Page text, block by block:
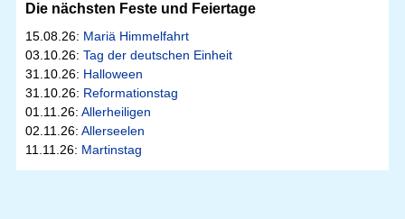
Die nächsten Feste und Feiertage
15.08.26: Mariä Himmelfahrt
03.10.26: Tag der deutschen Einheit
31.10.26: Halloween
31.10.26: Reformationstag
01.11.26: Allerheiligen
02.11.26: Allerseelen
11.11.26: Martinstag